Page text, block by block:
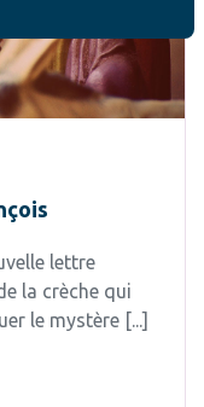
lettre
la crèche qui
le mystère [...]